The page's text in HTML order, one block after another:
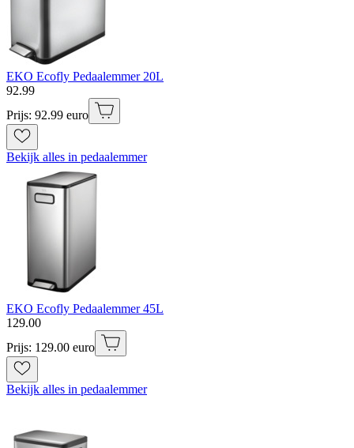
EKO Ecofly Pedaalemmer 20L
92.99
Prijs: 92.99 euro
Bekijk alles in pedaalemmer
EKO Ecofly Pedaalemmer 45L
129.00
Prijs: 129.00 euro
Bekijk alles in pedaalemmer